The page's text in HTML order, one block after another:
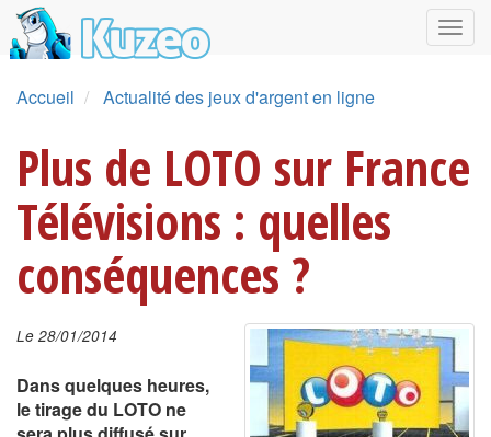
Accueil Actualité des jeux d'argent en ligne
Plus de LOTO sur France
Télévisions : quelles
conséquences ?
Le 28/01/2014
Dans quelques heures,
le tirage du LOTO ne